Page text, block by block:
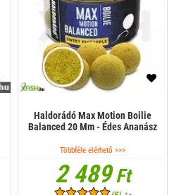
Haldorádó Max Motion Boilie
Balanced 20 Mm - Édes Ananász
Többféle elérhető >>>
2 489Ft